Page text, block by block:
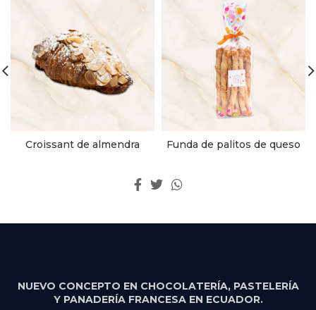
Croissant de almendra Funda de palitos de queso
NUEVO CONCEPTO EN CHOCOLATERÍA, PASTELERÍA
Y PANADERÍA FRANCESA EN ECUADOR.